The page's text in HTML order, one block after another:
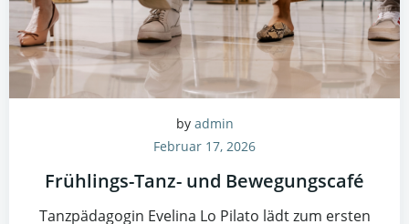
by admin
Februar 17, 2026
Frühlings-Tanz- und Bewegungscafé
Tanzpädagogin Evelina Lo Pilato lädt zum ersten